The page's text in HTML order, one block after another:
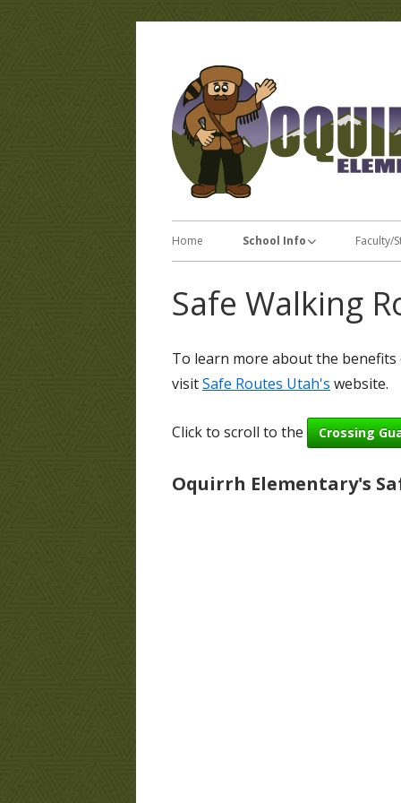
Primary
Home School Info
Breakfast/Lunch
Calendar & Schedule
Code of Conduct
Health and Wellness Resources
Faculty/
Safe Walking
To learn more about the
visitSafe Routes Utah's website.
Click to scroll to the Crossing
Oquirrh Elementary's